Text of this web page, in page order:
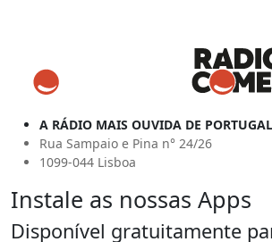
A RÁDIO MAIS OUVIDA DE PORTUGAL
Rua Sampaio e Pina n° 24/26
1099-044 Lisboa
Instale as nossas Apps
Disponível gratuitamente